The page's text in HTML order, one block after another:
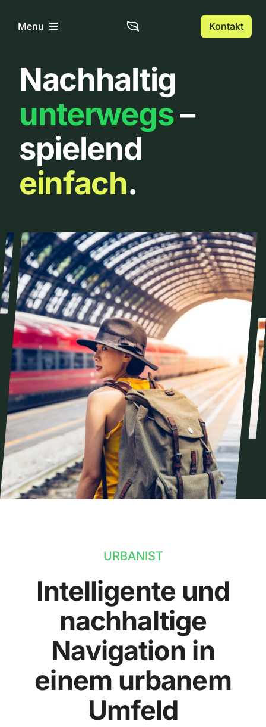
InhaltMenu
Home
Über uns
Urbanlist
Kontakt
Nachhaltig
unterwegs–
spielend
einfach.
URBANIST
Intelligente und
nachhaltige
Navigation in
einem urbanem
Umfeld